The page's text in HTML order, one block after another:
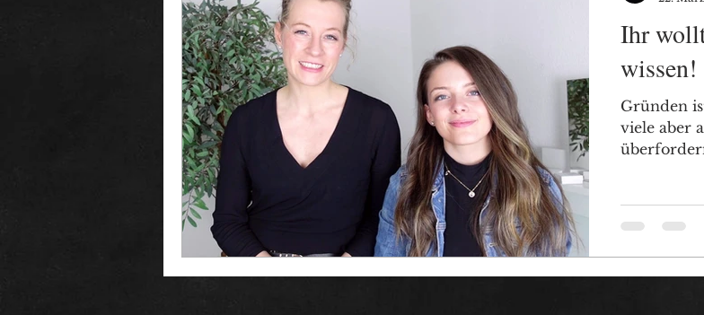
Ihr
wissen!
Gründen
viele aber